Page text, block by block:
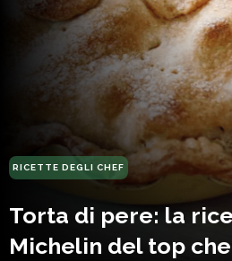
RICETTE DEGLI CHEF
Torta di pere: la
Michelin del top